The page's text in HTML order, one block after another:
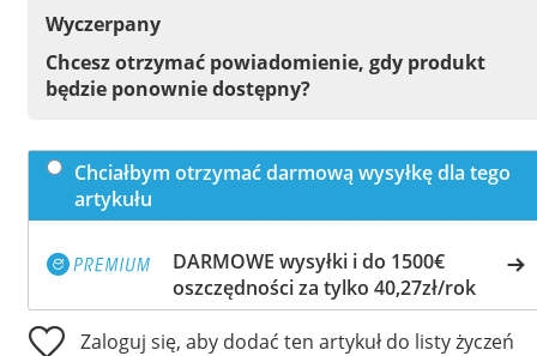
Wyczerpany
Chcesz otrzymać powiadomienie, gdy produkt
będzie ponownie dostępny?
Chciałbym otrzymać darmową wysyłkę dla tego
artykułu
DARMOWE wysyłki i do 1500€
oszczędności za tylko 40,27zł/rok
Zaloguj się, aby dodać ten artykuł do listy życzeń